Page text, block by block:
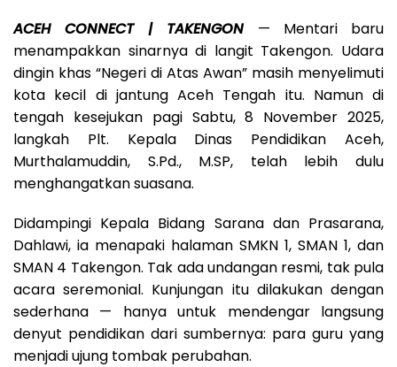
ACEH CONNECT | TAKENGON — Mentari baru
menampakkan sinarnya di langit Takengon. Udara
dingin khas “Negeri di Atas Awan” masih menyelimuti
kota kecil di jantung Aceh Tengah itu. Namun di
tengah kesejukan pagi Sabtu, 8 November 2025,
langkah Plt. Kepala Dinas Pendidikan Aceh,
Murthalamuddin, S.Pd., M.SP, telah lebih dulu
menghangatkan suasana.
Didampingi Kepala Bidang Sarana dan Prasarana,
Dahlawi, ia menapaki halaman SMKN 1, SMAN 1, dan
SMAN 4 Takengon. Tak ada undangan resmi, tak pula
acara seremonial. Kunjungan itu dilakukan dengan
sederhana — hanya untuk mendengar langsung
denyut pendidikan dari sumbernya: para guru yang
menjadi ujung tombak perubahan.